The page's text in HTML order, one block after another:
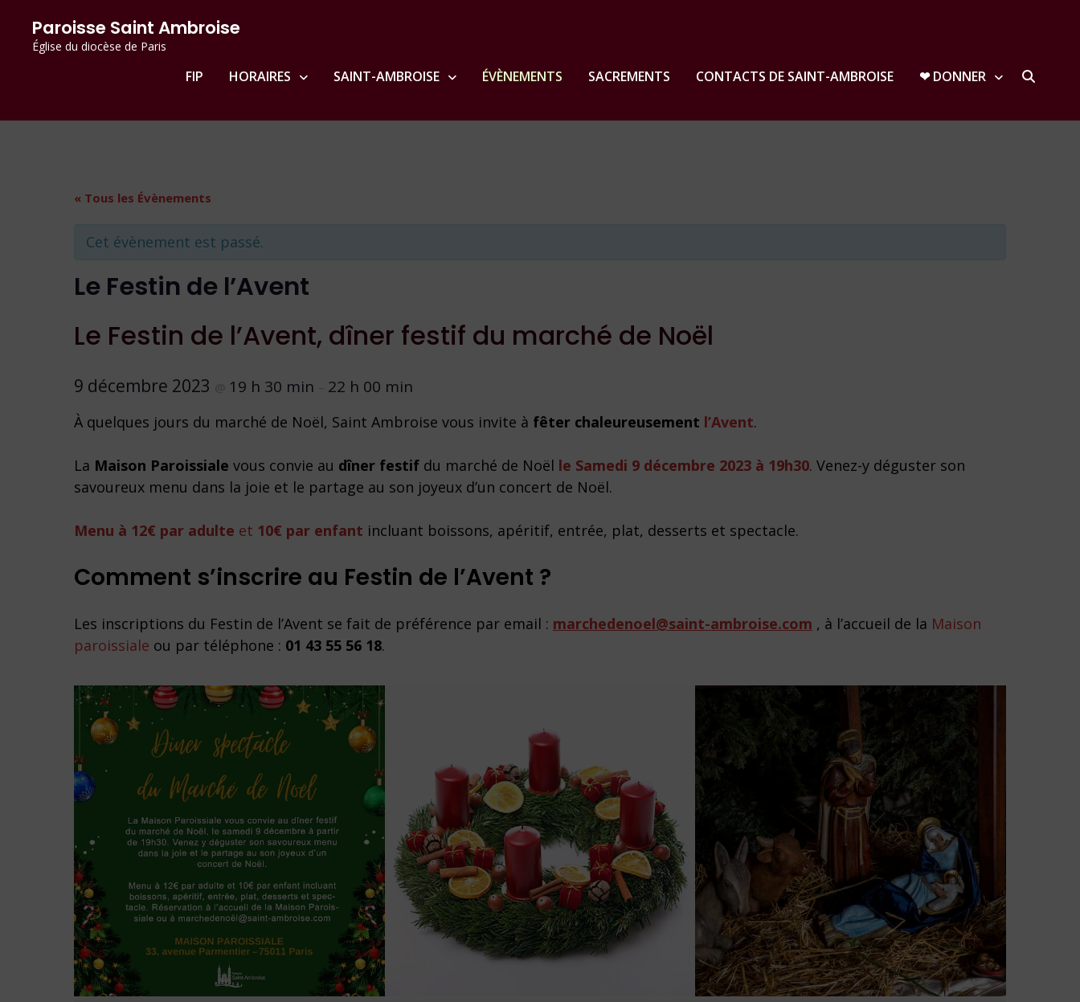
principal
contenu
Paroisse Saint Ambroise
Église du diocèse de Paris
FIP HORAIRES SAINT-AMBROISE ÉVÈNEMENTS SACREMENTS CONTACTS DE SAINT-AMBROISE ❤︎ DONNER
« Tous les Évènements
Cet évènement est passé.
Le Festin de l’Avent
Le Festin de l’Avent, dîner festif du marché de Noël
9 décembre 2023 19 h 30 min 22 h 00 min
À quelques jours du marché de Noël, Saint Ambroise vous invite à fêter chaleureusement l’Avent.
La Maison Paroissiale vous convie au dîner festifdu marché de Noël le Samedi 9 décembre 2023 à 19h30. Venez-y déguster son
savoureux menu dans la joie et le partage au son joyeux d’un concert de Noël.
Menu à 12€ par adulte et 10€ par enfant incluant boissons, apéritif, entrée, plat, desserts et spectacle.
Comment s’inscrire au Festin de l’Avent ?
Les inscriptions du Festin de l’Avent se fait de préférence par email : marchedenoel@saint-ambroise.com , à l’accueil de la Maison
paroissiale ou par téléphone : 01 43 55 56 18.